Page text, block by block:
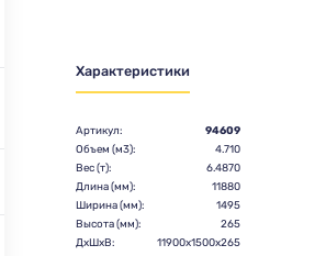
Характеристики
Артикул:
94609
Объем (м3):
4.710
Вес (т):
6.4870
Длина (мм):
11880
Ширина (мм):
1495
Высота (мм):
265
ДхШхВ:
11900х1500х265